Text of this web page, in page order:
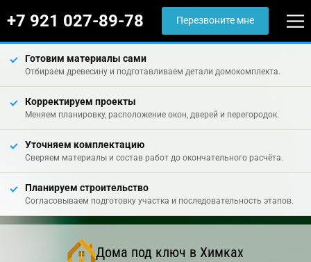
+7 921 027-89-78 Перезвоните мне
Готовим материалы сами
Отбираем древесину и подготавливаем детали домокомплекта.
Корректируем проекты
Меняем планировку, расположение окон, дверей и перегородок.
Уточняем комплектацию
Сверяем материалы и состав работ до окончательного расчёта.
Планируем строительство
Согласовываем подготовку участка и последовательность этапов.
Дома под ключ в Химках